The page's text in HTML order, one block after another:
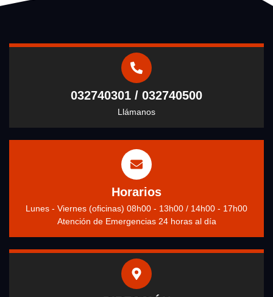
032740301 / 032740500
Llámanos
Horarios
Lunes - Viernes (oficinas) 08h00 - 13h00 / 14h00 - 17h00
Atención de Emergencias 24 horas al día